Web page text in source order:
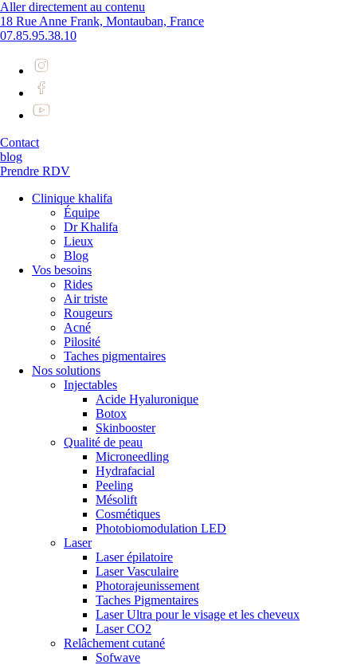
Aller directement au contenu
18 Rue Anne Frank, Montauban, France
07.85.95.38.10
Contact
blog
Prendre RDV
Clinique khalifa
Équipe
Dr Khalifa
Lieux
Blog
Vos besoins
Rides
Air triste
Rougeurs
Acné
Pilosité
Taches pigmentaires
Nos solutions
Injectables
Acide Hyaluronique
Botox
Skinbooster
Qualité de peau
Microneedling
Hydrafacial
Peeling
Mésolift
Cosmétiques
Photobiomodulation LED
Laser
Laser épilatoire
Laser Vasculaire
Photorajeunissement
Taches Pigmentaires
Laser Ultra pour le visage et les cheveux
Laser CO2
Relâchement cutané
Sofwave